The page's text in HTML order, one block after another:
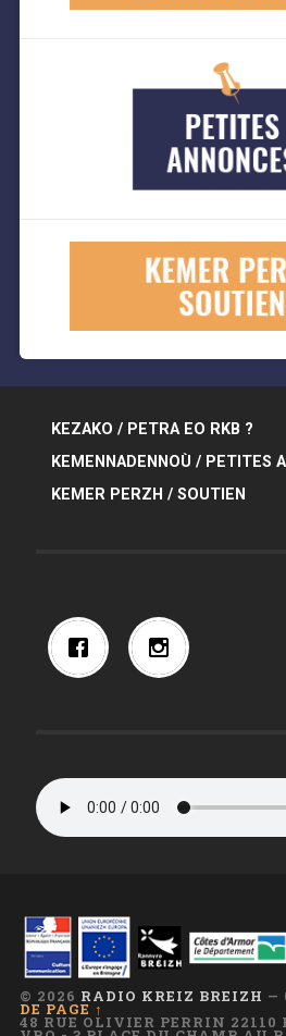
KEZAKO / PETRA EO RKB ?
KEMENNADENNOÙ / PETITES
KEMER PERZH / SOUTIEN
© 2026 RADIO KREIZ BREIZH —
DE PAGE ↑
48 RUE OLIVIER PERRIN 22110